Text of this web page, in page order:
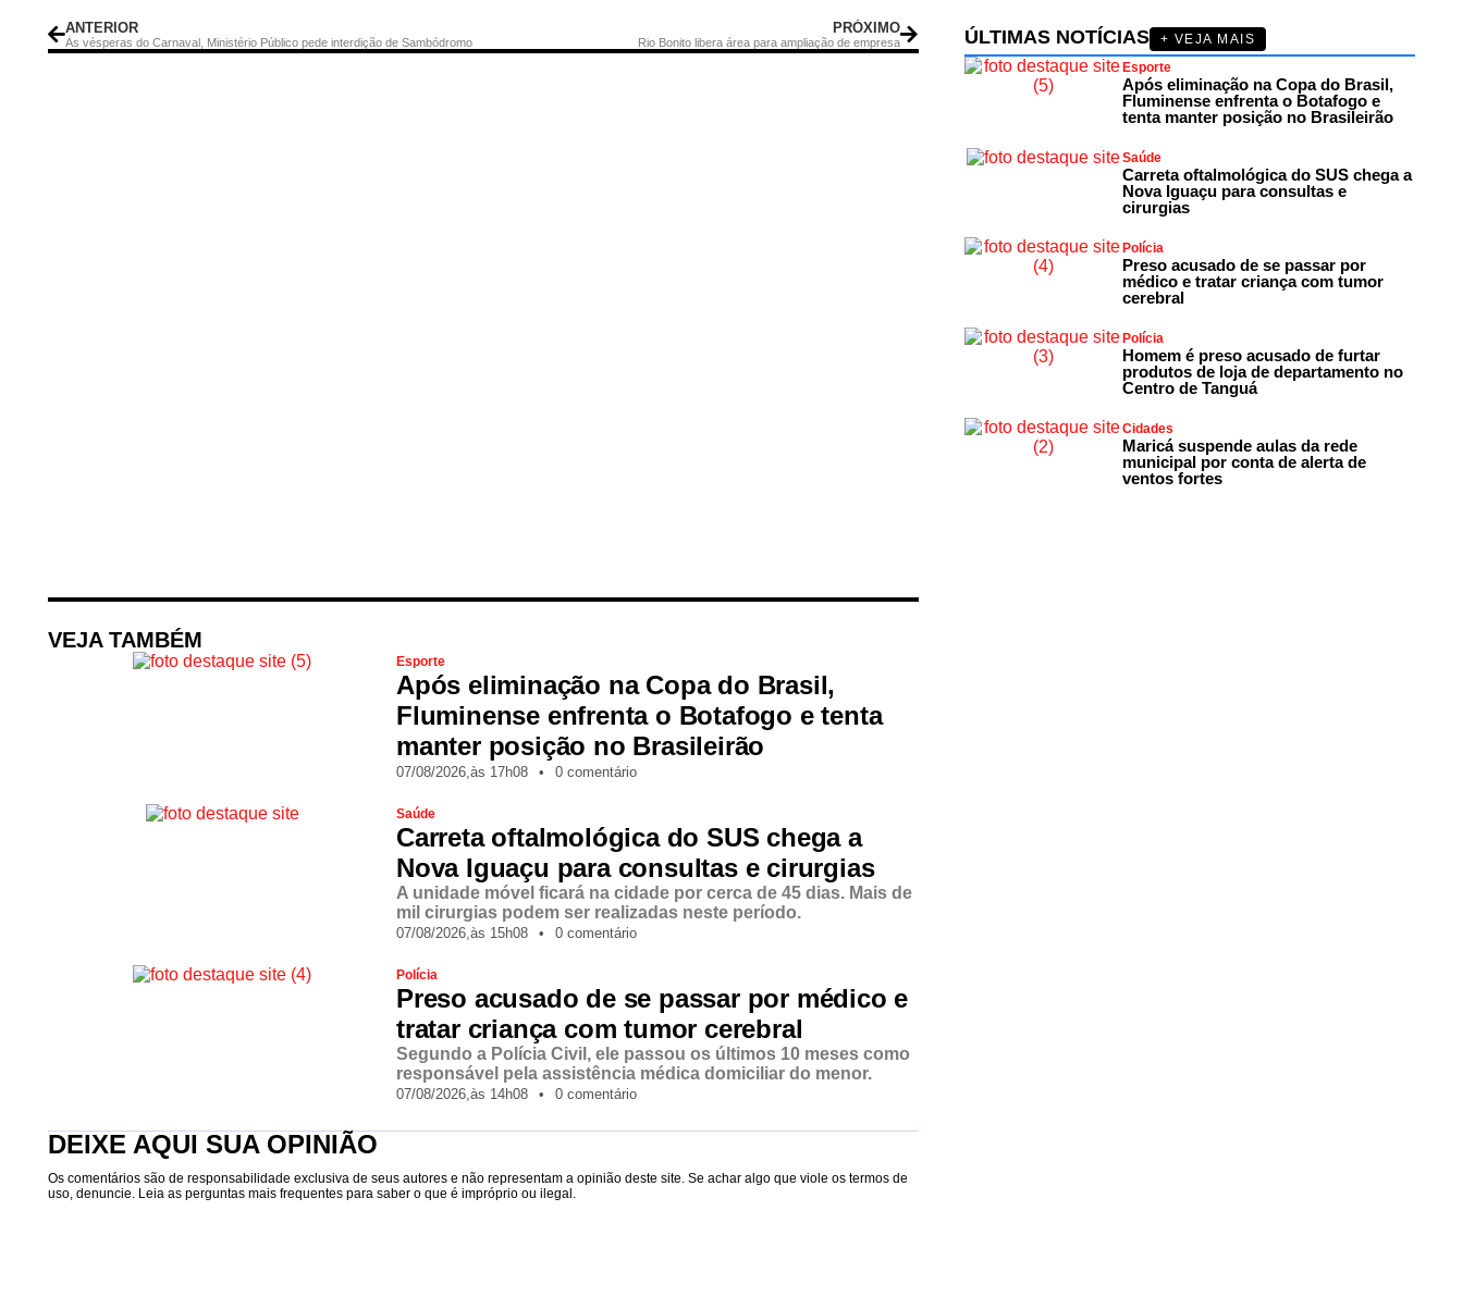
ANTERIOR
Às vésperas do Carnaval, Ministério Público pede interdição de Sambódromo
PRÓXIMO
Rio Bonito libera área para ampliação de empresa
VEJA TAMBÉM
Esporte
Após eliminação na Copa do Brasil,
Fluminense enfrenta o Botafogo e tenta
manter posição no Brasileirão
07/08/2026,às 17h08 • 0 comentário
Saúde
Carreta oftalmológica do SUS chega a
Nova Iguaçu para consultas e cirurgias
A unidade móvel ficará na cidade por cerca de 45 dias. Mais de
mil cirurgias podem ser realizadas neste período.
07/08/2026,às 15h08 • 0 comentário
Polícia
Preso acusado de se passar por médico e
tratar criança com tumor cerebral
Segundo a Polícia Civil, ele passou os últimos 10 meses como
responsável pela assistência médica domiciliar do menor.
07/08/2026,às 14h08 • 0 comentário
DEIXE AQUI SUA OPINIÃO
Os comentários são de responsabilidade exclusiva de seus autores e não representam a opinião deste site. Se achar algo que viole os termos de
uso, denuncie. Leia as perguntas mais frequentes para saber o que é impróprio ou ilegal.
ÚLTIMAS NOTÍCIAS
+ VEJA MAIS
Esporte
Após eliminação na Copa do Brasil,
Fluminense enfrenta o Botafogo e
tenta manter posição no Brasileirão
Saúde
Carreta oftalmológica do SUS chega a
Nova Iguaçu para consultas e
cirurgias
Polícia
Preso acusado de se passar por
médico e tratar criança com tumor
cerebral
Polícia
Homem é preso acusado de furtar
produtos de loja de departamento no
Centro de Tanguá
Cidades
Maricá suspende aulas da rede
municipal por conta de alerta de
ventos fortes